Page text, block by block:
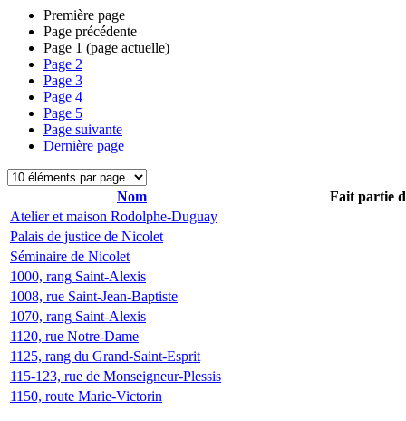
Première page
Page précédente
Page 1 (page actuelle)
Page 2
Page 3
Page 4
Page 5
Page suivante
Dernière page
Nom
Fait partie
Atelier et maison Rodolphe-Duguay
Palais de justice de Nicolet
Séminaire de Nicolet
1000, rang Saint-Alexis
1008, rue Saint-Jean-Baptiste
1070, rang Saint-Alexis
1120, rue Notre-Dame
1125, rang du Grand-Saint-Esprit
115-123, rue de Monseigneur-Plessis
1150, route Marie-Victorin